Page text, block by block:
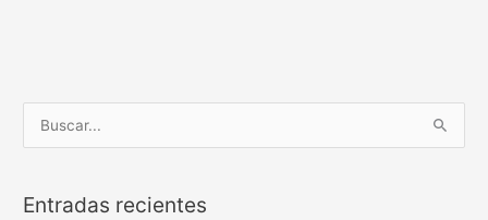
u
c
Entradas recientes